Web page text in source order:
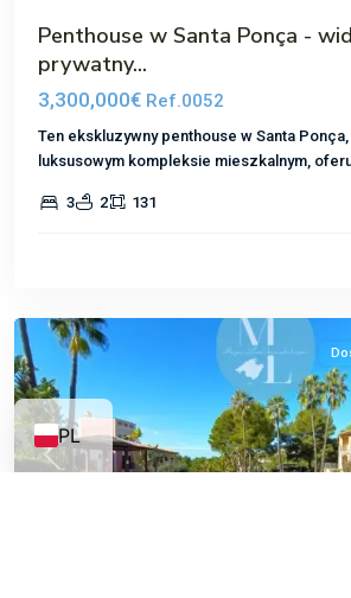
Penthouse w Santa Ponça -
prywatny...
3,300,000€ Ref.0052
Ten ekskluzywny penthouse w Santa Ponça,
luksusowym kompleksie mieszkalnym,
3 2 131
Poprzedni
PL